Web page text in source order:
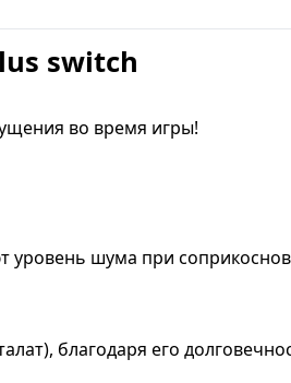
switch
во время игры!
уровень шума при
благодаря его